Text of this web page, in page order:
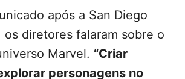
após a San Diego
os diretores falaram sobre o
Marvel. “Criar
personagens no